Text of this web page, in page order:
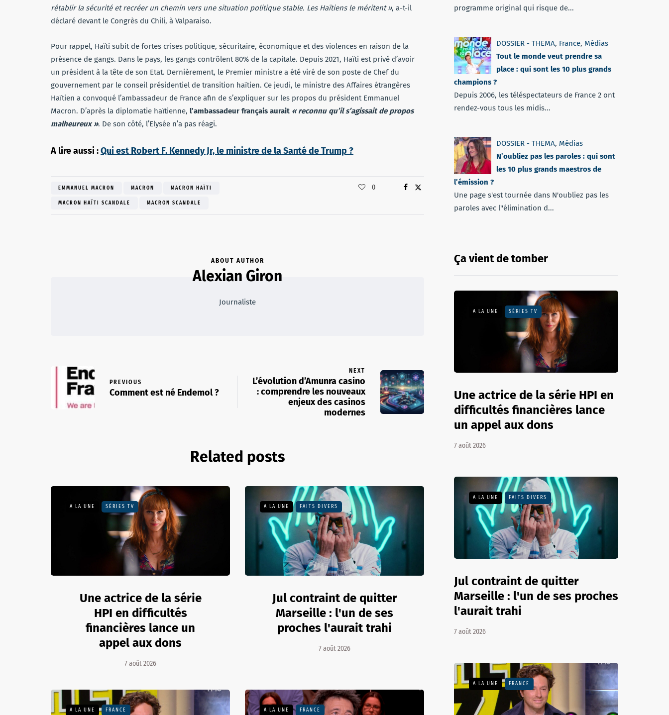
rétablir la sécurité et recréer un chemin vers une situation politique stable. Les Haïtiens le méritent », a-t-il
déclaré devant le Congrès du Chili, à Valparaiso.
Pour rappel, Haïti subit de fortes crises politique, sécuritaire, économique et des violences en raison de la
présence de gangs. Dans le pays, les gangs contrôlent 80% de la capitale. Depuis 2021, Haïti est privé d’avoir
un président à la tête de son Etat. Dernièrement, le Premier ministre a été viré de son poste de Chef du
gouvernement par le conseil présidentiel de transition haïtien. Ce jeudi, le ministre des Affaires étrangères
Haïtien a convoqué l’ambassadeur de France afin de s’expliquer sur les propos du président Emmanuel
Macron. D’après la diplomatie haïtienne, l’ambassadeur français aurait « reconnu qu’il s’agissait de propos
malheureux ». De son côté, l’Elysée n’a pas réagi.
A lire aussi :Qui est Robert F. Kennedy Jr, le ministre de la Santé de Trump ?
EMMANUEL MACRON MACRON MACRON HAÏTI
MACRON HAÏTI SCANDALE MACRON SCANDALE
0
ABOUT AUTHOR
Alexian Giron
Journaliste
PREVIOUS
Comment est né Endemol ?
NEXT
L’évolution d’Amunra casino
: comprendre les nouveaux
enjeux des casinos
modernes
Related posts
A LA UNE SÉRIES TV
Une actrice de la série
HPI en difficultés
financières lance un
appel aux dons
7 août 2026
A LA UNE FAITS DIVERS
Jul contraint de quitter
Marseille : l'un de ses
proches l'aurait trahi
7 août 2026
A LA UNE FRANCE A LA UNE FRANCE
programme original qui risque de...
DOSSIER - THEMA, France, Médias
Tout le monde veut prendre sa
place : qui sont les 10 plus grands
champions ?
Depuis 2006, les téléspectateurs de France 2 ont
rendez-vous tous les midis...
DOSSIER - THEMA, Médias
N’oubliez pas les paroles : qui sont
les 10 plus grands maestros de
l’émission ?
Une page s'est tournée dans N'oubliez pas les
paroles avec l''élimination d...
Ça vient de tomber
A LA UNE SÉRIES TV
Une actrice de la série HPI en
difficultés financières lance
un appel aux dons
7 août 2026
A LA UNE FAITS DIVERS
Jul contraint de quitter
Marseille : l'un de ses proches
l'aurait trahi
7 août 2026
A LA UNE FRANCE